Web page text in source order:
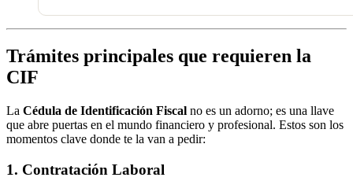
Trámites principales que requieren la
CIF
La Cédula de Identificación Fiscal no es un adorno; es una llave
que abre puertas en el mundo financiero y profesional. Estos son los
momentos clave donde te la van a pedir:
1. Contratación Laboral